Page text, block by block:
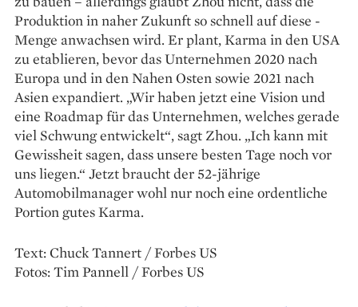
Produktion in naher Zukunft so schnell auf diese ­
Menge anwachsen wird. Er plant, Karma in den USA
zu etablieren, bevor das ­Unternehmen 2020 nach
Europa und in den Nahen Osten sowie 2021 nach
Asien expandiert. „Wir ­haben jetzt eine Vision und
eine Roadmap für das Unternehmen, welches gerade
viel Schwung entwickelt“, sagt Zhou. „Ich kann mit
Gewissheit ­sagen, dass unsere besten Tage noch vor
uns liegen.“ Jetzt braucht der 52-jährige
Automobilmanager wohl nur noch eine ordentliche
Portion gutes Karma.
Text: Chuck Tannert / Forbes US
Fotos: Tim Pannell / Forbes US